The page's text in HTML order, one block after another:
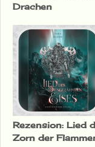
Drachen
Rezension: Lied
Zorn der